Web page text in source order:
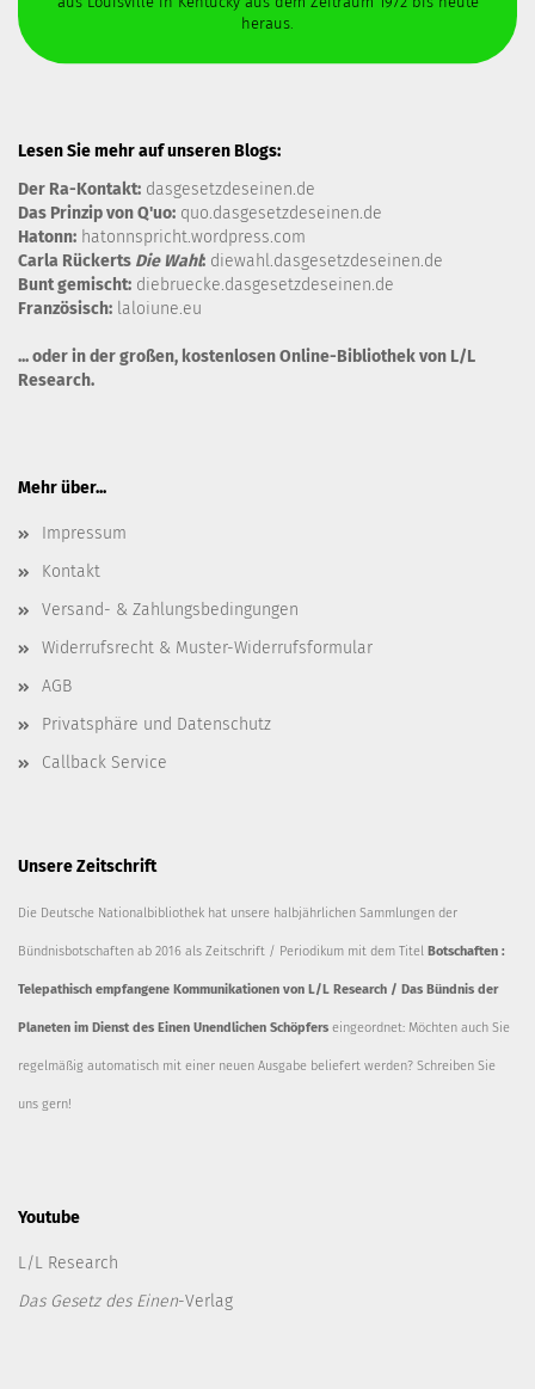
heraus.
Lesen Sie mehr auf unseren Blogs:
Der Ra-Kontakt: dasgesetzdeseinen.de
Das Prinzip von Q'uo: quo.dasgesetzdeseinen.de
Hatonn: hatonnspricht.wordpress.com
Carla Rückerts Die Wahl: diewahl.d​asgesetzdeseinen.de
Bunt gemischt: diebruecke.dasgesetzdeseinen.de
Französisch: laloiune.eu
... oder in der großen, kostenlosenOnline-Bibliothek von L/L
Research.
Mehr über...
Impressum
Kontakt
Versand- & Zahlungsbedingungen
Widerrufsrecht & Muster-Widerrufsformular
AGB
Privatsphäre und Datenschutz
Callback Service
Unsere Zeitschrift
Die Deutsche Nationalbibliothek hat unsere halbjährlichen Sammlungen der
Bündnisbotschaften ab 2016 als Zeitschrift / Periodikum mit dem Titel Botschaften :
Telepathisch empfangene Kommunikationen von L/L Research / Das Bündnis der
Planeten im Dienst des Einen Unendlichen Schöpfers eingeordnet: Möchten auch Sie
regelmäßig automatisch mit einer neuen Ausgabe beliefert werden? Schreiben Sie
uns gern!
Youtube
L/L Research
Das Gesetz des Einen-Verlag